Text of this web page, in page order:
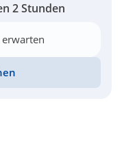
2 Stunden